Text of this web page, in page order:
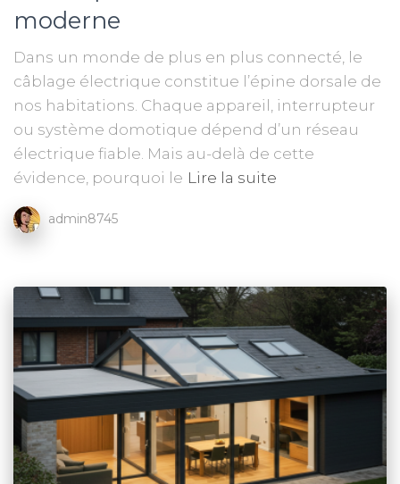
moderne
Dans un monde de plus en plus connecté, le
câblage électrique constitue l’épine dorsale de
nos habitations. Chaque appareil, interrupteur
ou système domotique dépend d’un réseau
électrique fiable. Mais au-delà de cette
évidence, pourquoi le Lire la suite
admin8745